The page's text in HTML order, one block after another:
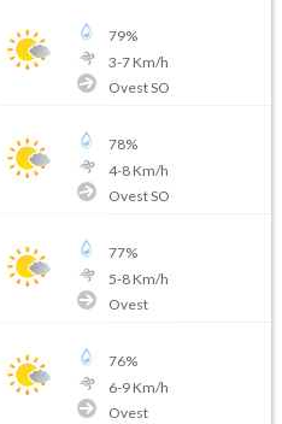
79%
3-7Km/h
Ovest SO
78%
4-8Km/h
Ovest SO
77%
5-8Km/h
Ovest
76%
6-9Km/h
Ovest